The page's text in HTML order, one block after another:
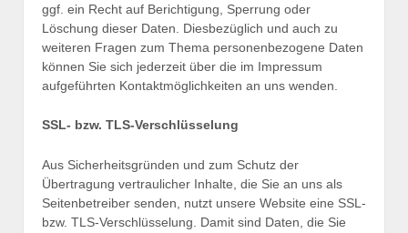
ggf. ein Recht auf Berichtigung, Sperrung oder
Löschung dieser Daten. Diesbezüglich und auch zu
weiteren Fragen zum Thema personenbezogene Daten
können Sie sich jederzeit über die im Impressum
aufgeführten Kontaktmöglichkeiten an uns wenden.
SSL- bzw. TLS-Verschlüsselung
Aus Sicherheitsgründen und zum Schutz der
Übertragung vertraulicher Inhalte, die Sie an uns als
Seitenbetreiber senden, nutzt unsere Website eine SSL-
bzw. TLS-Verschlüsselung. Damit sind Daten, die Sie